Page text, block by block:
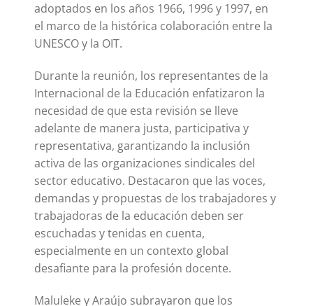
adoptados en los años 1966, 1996 y 1997, en
el marco de la histórica colaboración entre la
UNESCO y la OIT.
Durante la reunión, los representantes de la
Internacional de la Educación enfatizaron la
necesidad de que esta revisión se lleve
adelante de manera justa, participativa y
representativa, garantizando la inclusión
activa de las organizaciones sindicales del
sector educativo. Destacaron que las voces,
demandas y propuestas de los trabajadores y
trabajadoras de la educación deben ser
escuchadas y tenidas en cuenta,
especialmente en un contexto global
desafiante para la profesión docente.
Maluleke y Araújo subrayaron que los